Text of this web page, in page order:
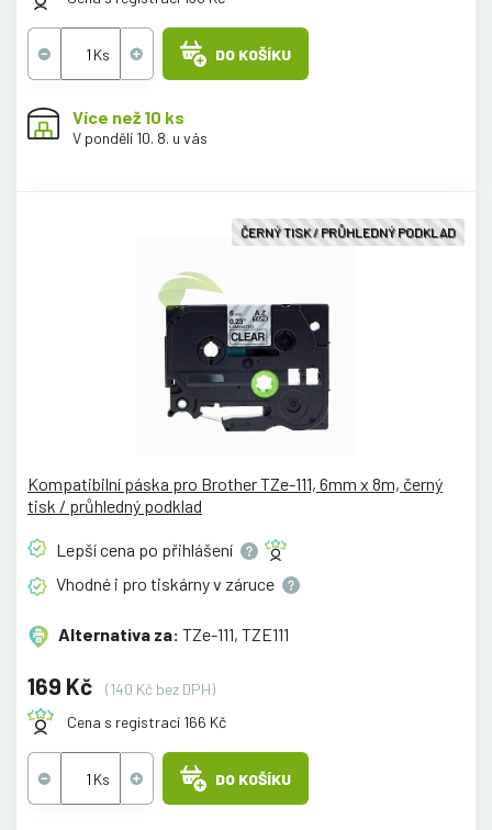
DO KOŠÍKU
Více než 10 ks
V pondělí 10. 8. u vás
ČERNÝ TISK / PRŮHLEDNÝ PODKLAD
Kompatibilní páska pro Brother TZe-111, 6mm x 8m, černý
tisk / průhledný podklad
Lepší cena po přihlášení
Vhodné i pro tiskárny v záruce
Alternativa za: TZe-111, TZE111
169 Kč
(140 Kč bez DPH)
Cena s registrací 166 Kč
DO KOŠÍKU